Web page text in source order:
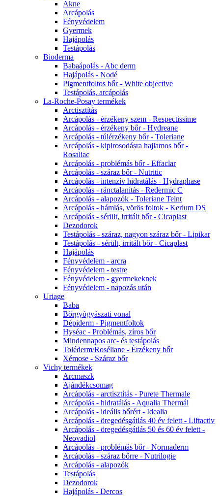
Akne
Arcápolás
Fényvédelem
Gyermek
Hajápolás
Testápolás
Bioderma
Babaápolás - Abc derm
Hajápolás - Nodé
Pigmentfoltos bőr - White objective
Testápolás, arcápolás
La-Roche-Posay termékek
Arctisztítás
Arcápolás - érzékeny szem - Respectissime
Arcápolás - érzékeny bőr - Hydreane
Arcápolás - túlérzékeny bőr - Toleriane
Arcápolás - kipirosodásra hajlamos bőr -
Rosaliac
Arcápolás - problémás bőr - Effaclar
Arcápolás - száraz bőr - Nutritic
Arcápolás - intenzív hidratálás - Hydraphase
Arcápolás - ránctalanítás - Redermic C
Arcápolás - alapozók - Toleriane Teint
Arcápolás - hámlás, vörös foltok - Kerium DS
Arcápolás - sérült, irritált bőr - Cicaplast
Dezodorok
Testápolás - száraz, nagyon száraz bőr - Lipikar
Testápolás - sérült, irritált bőr - Cicaplast
Hajápolás
Fényvédelem - arcra
Fényvédelem - testre
Fényvédelem - gyermekeknek
Fényvédelem - napozás után
Uriage
Baba
Bőrgyógyászati vonal
Dépiderm - Pigmentfoltok
Hyséac - Problémás, zíros bőr
Mindennapos arc- és testápolás
Toléderm/Roséliane - Érzékeny bőr
Xémose - Száraz bőr
Vichy termékek
Arcmaszk
Ajándékcsomag
Arcápolás - arctisztítás - Purete Thermale
Arcápolás - hidratálás - Aqualia Thermál
Arcápolás - ideális bőrért - Idealia
Arcápolás - öregedésgátlás 40 év felett - Liftactiv
Arcápolás - öregedésgátlás 50 és 60 év felett -
Neovadiol
Arcápolás - problémás bőr - Normaderm
Arcápolás - száraz bőrre - Nutrilogie
Arcápolás - alapozók
Testápolás
Dezodorok
Hajápolás - Dercos